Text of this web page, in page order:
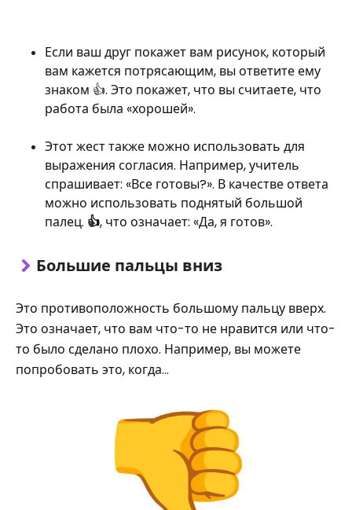
Если ваш друг покажет вам рисунок, который
вам кажется потрясающим, вы ответите ему
знаком 👍. Это покажет, что вы считаете, что
работа была «хорошей».
Этот жест также можно использовать для
выражения согласия. Например, учитель
спрашивает: «Все готовы?». В качестве ответа
можно использовать поднятый большой
палец. 👍, что означает: «Да, я готов».
Большие пальцы вниз
Это противоположность большому пальцу вверх.
Это означает, что вам что-то не нравится или что-
то было сделано плохо. Например, вы можете
попробовать это, когда…